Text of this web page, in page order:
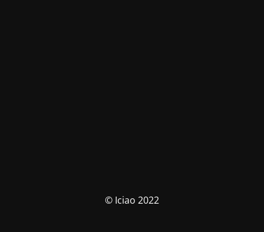
© Iciao 2022